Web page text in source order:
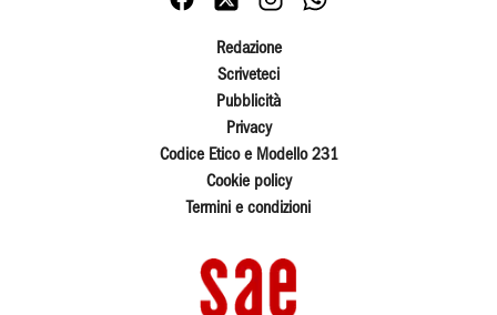
Redazione
Scriveteci
Pubblicità
Privacy
Codice Etico e Modello 231
Cookie policy
Termini e condizioni